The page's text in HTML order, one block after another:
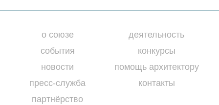
о союзе
события
новости
пресс-служба
партнёрство
деятельность
конкурсы
помощь архитектору
контакты